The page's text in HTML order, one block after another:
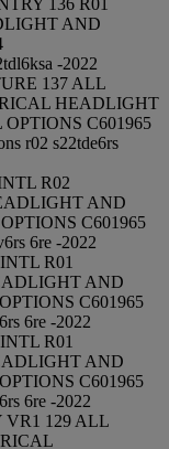
AND
-2022
137 ALL
HEADLIGHT
C601965
r02 s22tde6rs
R02
AND
C601965
6re -2022
R01
AND
C601965
6re -2022
R01
AND
C601965
6re -2022
VR1 129 ALL